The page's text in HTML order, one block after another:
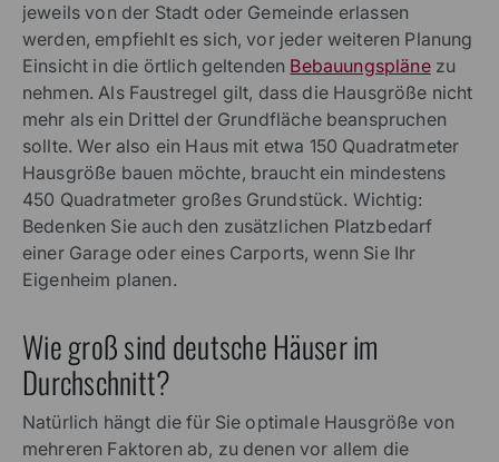
jeweils von der Stadt oder Gemeinde erlassen
werden, empfiehlt es sich, vor jeder weiteren Planung
Einsicht in die örtlich geltenden Bebauungsplänezu
nehmen. Als Faustregel gilt, dass die Hausgröße nicht
mehr als ein Drittel der Grundfläche beanspruchen
sollte. Wer also ein Haus mit etwa 150 Quadratmeter
Hausgröße bauen möchte, braucht ein mindestens
450 Quadratmeter großes Grundstück. Wichtig:
Bedenken Sie auch den zusätzlichen Platzbedarf
einer Garage oder eines Carports, wenn Sie Ihr
Eigenheim planen.
Wie groß sind deutsche Häuser im
Durchschnitt?
Natürlich hängt die für Sie optimale Hausgröße von
mehreren Faktoren ab, zu denen vor allem die